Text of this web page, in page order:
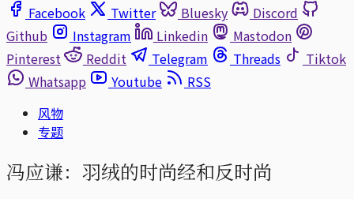
Facebook
Twitter Bluesky
Discord
Github
Instagram Linkedin
Mastodon
Pinterest
Reddit Telegram Threads
Tiktok
Whatsapp
Youtube
RSS
风物
专题
冯应谦：羽绒的时尚经和反时尚